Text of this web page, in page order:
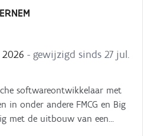
- gewijzigd sinds 27 jul.
softwareontwikkelaar met
in onder andere FMCG en Big
met de uitbouw van een